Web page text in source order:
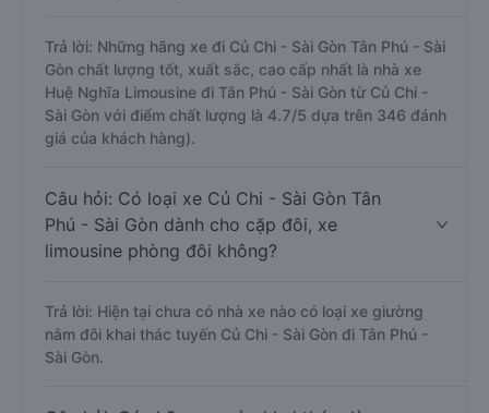
Trả lời: Những hãng xe đi Củ Chi - Sài Gòn Tân Phú - Sài
Gòn chất lượng tốt, xuất sắc, cao cấp nhất là nhà xe
Huệ Nghĩa Limousine đi Tân Phú - Sài Gòn từ Củ Chi -
Sài Gòn với điểm chất lượng là 4.7/5 dựa trên 346 đánh
giá của khách hàng).
Câu hỏi: Có loại xe Củ Chi - Sài Gòn Tân
Phú - Sài Gòn dành cho cặp đôi, xe
limousine phòng đôi không?
Trả lời: Hiện tại chưa có nhà xe nào có loại xe giường
nằm đôi khai thác tuyến Củ Chi - Sài Gòn đi Tân Phú -
Sài Gòn.